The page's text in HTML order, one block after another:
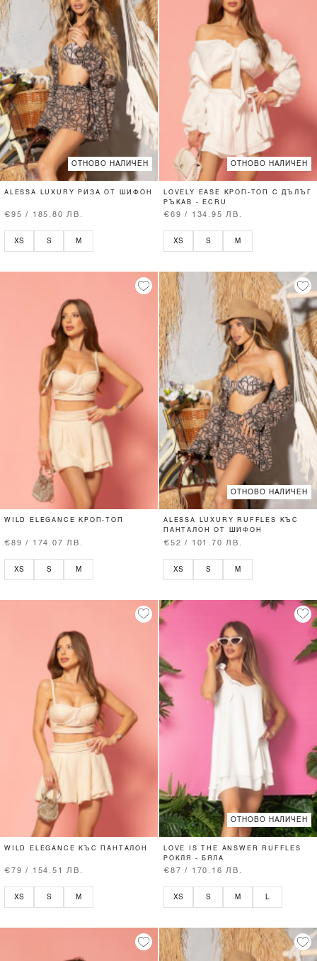
ОТНОВО НАЛИЧЕН
ALESSA LUXURY РИЗА ОТ ШИФОН
€95 / 185.80 ЛВ.
XS S M
ОТНОВО НАЛИЧЕН
LOVELY EASE КРОП-ТОП С ДЪЛЪГ
РЪКАВ - ECRU
€69 / 134.95 ЛВ.
XS S M
WILD ELEGANCE КРОП-ТОП
€89 / 174.07 ЛВ.
XS S M
ОТНОВО НАЛИЧЕН
ALESSA LUXURY RUFFLES КЪС
ПАНТАЛОН ОТ ШИФОН
€52 / 101.70 ЛВ.
XS S M
WILD ELEGANCE КЪС ПАНТАЛОН
€79 / 154.51 ЛВ.
XS S M
ОТНОВО НАЛИЧЕН
LOVE IS THE ANSWER RUFFLES
РОКЛЯ - БЯЛА
€87 / 170.16 ЛВ.
XS S M L